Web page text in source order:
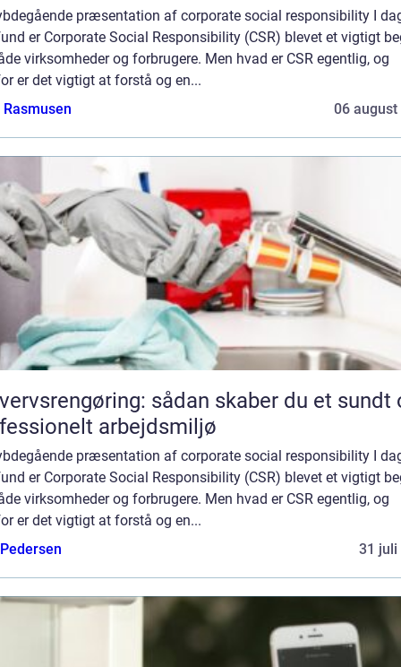
præsentation af corporate social responsibility I
er Corporate Social Responsibility (CSR) blevet et vigtigt
virksomheder og forbrugere. Men hvad er CSR egentlig, og
er det vigtigt at forstå og en...
06 august
sådan skaber du et sundt
arbejdsmiljø
præsentation af corporate social responsibility I
er Corporate Social Responsibility (CSR) blevet et vigtigt
virksomheder og forbrugere. Men hvad er CSR egentlig, og
er det vigtigt at forstå og en...
31 juli